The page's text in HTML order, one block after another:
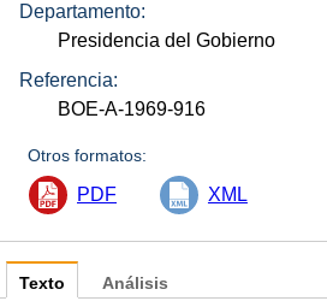
Departamento:
Presidencia del Gobierno
Referencia:
BOE-A-1969-916
Otros formatos:
PDF XML
Texto Análisis